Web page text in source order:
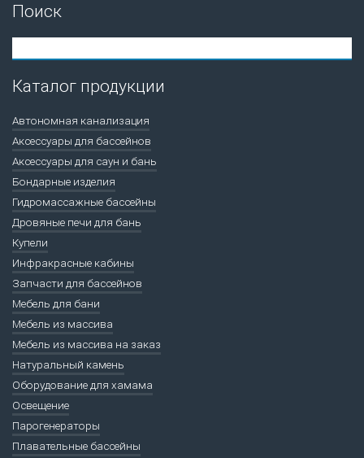
Поиск
Каталог продукции
Автономная канализация
Аксессуары для бассейнов
Аксессуары для саун и бань
Бондарные изделия
Гидромассажные бассейны
Дровяные печи для бань
Купели
Инфракрасные кабины
Запчасти для бассейнов
Мебель для бани
Мебель из массива
Мебель из массива на заказ
Натуральный камень
Оборудование для хамама
Освещение
Парогенераторы
Плавательные бассейны